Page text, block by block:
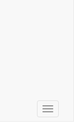
Toggle